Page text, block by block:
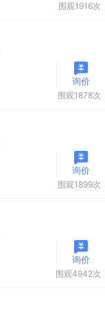
围观1916次
围观1878次
询价
围观1899次
询价
围观4942次
询价